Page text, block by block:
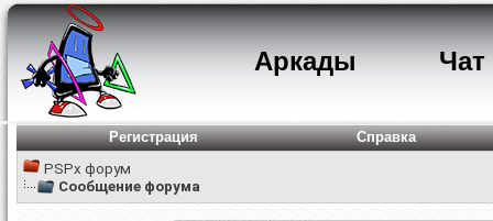
Аркады Чат
Регистрация
Справка
PSPx форум
Сообщение форума